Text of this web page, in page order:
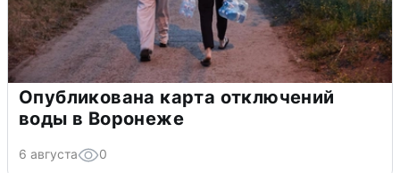
Опубликована карта отключений
воды в Воронеже
6 августа 0